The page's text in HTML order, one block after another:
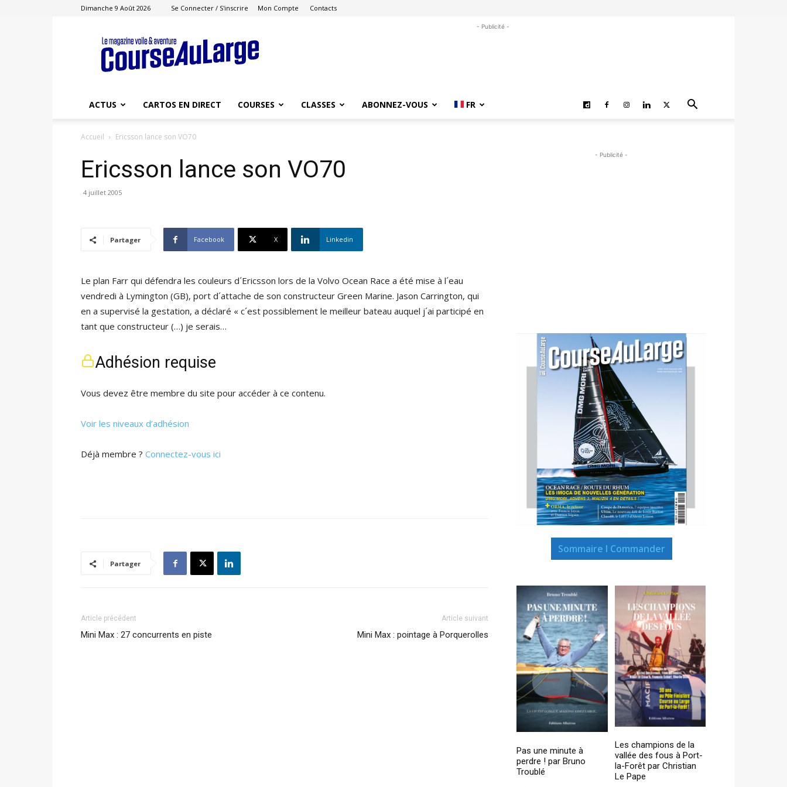
Dimanche 9 Août 2026 Se Connecter / S'inscrire Mon Compte Contacts
Course
au
Large
- Publicité -
ACTUS CARTOS EN DIRECT COURSES CLASSES ABONNEZ-VOUS FR
Accueil Ericsson lance son VO70
Ericsson lance son VO70
4 juillet 2005
Partager Facebook X Linkedin
Le plan Farr qui défendra les couleurs d´Ericsson lors de la Volvo Ocean Race a été mise à l´eau
vendredi à Lymington (GB), port d´attache de son constructeur Green Marine. Jason Carrington, qui
en a supervisé la gestation, a déclaré « c´est possiblement le meilleur bateau auquel j´ai participé en
tant que constructeur (…) je serais…
Adhésion requise
Vous devez être membre du site pour accéder à ce contenu.
Voir les niveaux d’adhésion
Déjà membre ? Connectez-vous ici
Partager
Article précédent
Mini Max : 27 concurrents en piste
Article suivant
Mini Max : pointage à Porquerolles
- Publicité -
Sommaire I Commander
Pas une minute à
perdre ! par Bruno
Troublé
Les champions de la
vallée des fous à Port-
la-Forêt par Christian
Le Pape